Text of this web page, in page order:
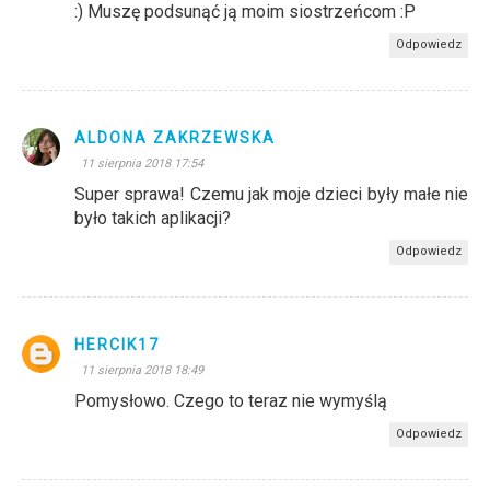
:) Muszę podsunąć ją moim siostrzeńcom :P
Odpowiedz
ALDONA ZAKRZEWSKA
11 sierpnia 2018 17:54
Super sprawa! Czemu jak moje dzieci były małe nie
było takich aplikacji?
Odpowiedz
HERCIK17
11 sierpnia 2018 18:49
Pomysłowo. Czego to teraz nie wymyślą
Odpowiedz